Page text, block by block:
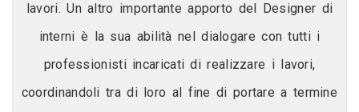
lavori. Un altro importante apporto del Designer di
interni è la sua abilità nel dialogare con tutti i
professionisti incaricati di realizzare i lavori,
coordinandoli tra di loro al fine di portare a termine